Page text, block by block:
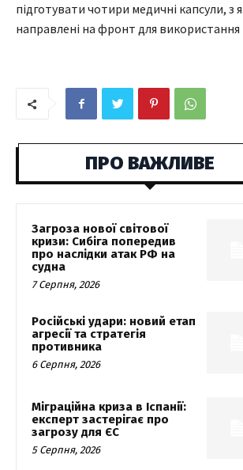
підготувати чотири медичні капсули, з
направлені на фронт для використання
ПРО ВАЖЛИВЕ
Загроза нової світової
кризи: Сибіга попередив
про наслідки атак РФ на
судна
7 Серпня, 2026
Російські удари: новий етап
агресії та стратегія
противника
6 Серпня, 2026
Міграційна криза в Іспанії:
експерт застерігає про
загрозу для ЄС
5 Серпня, 2026